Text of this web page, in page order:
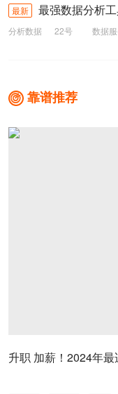
最新 最强数据分析
分析数据 22号 数据
 靠谱推荐
升职 加薪！2024年